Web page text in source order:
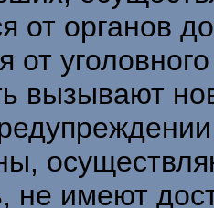
от органов
от
вызывают
не имеют